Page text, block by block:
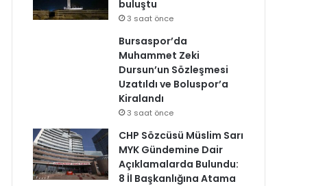
buluştu
3 saat önce
Bursaspor’da
Muhammet Zeki
Dursun’un Sözleşmesi
Uzatıldı ve Boluspor’a
Kiralandı
3 saat önce
CHP Sözcüsü Müslim Sarı
MYK Gündemine Dair
Açıklamalarda Bulundu:
8 İl Başkanlığına Atama